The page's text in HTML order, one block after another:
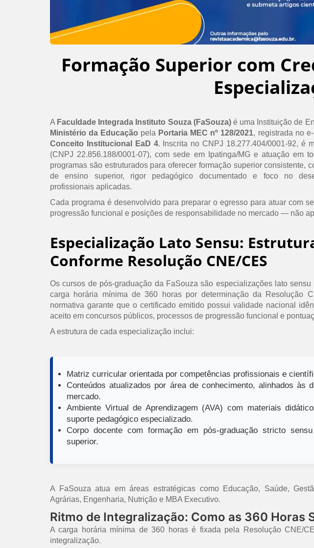
Formação Superior com
A Faculdade Integrada Instituto Souza (FaSouza)é uma Instituição de
Ministério da Educação pela Portaria MEC nº 128/2021, registrada no
Conceito Institucional EaD 4. Inscrita no CNPJ 18.277.404/0001-92, é
(CNPJ 22.856.188/0001-07), com sede em Ipatinga/MG e atuação em
programas são estruturados para oferecer formação superior consistente,
de ensino superior, rigor pedagógico documentado e foco no
profissionais aplicadas.
Cada programa é desenvolvido para preparar o egresso para atuar com
progressão funcional e posições de responsabilidade no mercado — não
Especialização Lato Sensu:
Conforme Resolução CNE/CES
Os cursos de pós-graduação da FaSouza são especializações lato
carga horária mínima de 360 horas por determinação da Resolução
normativa garante que o certificado emitido possui validade nacional
aceito em concursos públicos, processos de progressão funcional e
A estrutura de cada especialização inclui:
Matriz curricular orientada por competências profissionais e
Conteúdos atualizados por área de conhecimento, alinhados às
mercado.
Ambiente Virtual de Aprendizagem (AVA) com materiais
suporte pedagógico especializado.
Corpo docente com formação em pós-graduação stricto
superior.
A FaSouza atua em áreas estratégicas como Educação, Saúde,
Agrárias, Engenharia, Nutrição e MBA Executivo.
Ritmo de Integralização: Como as 360 Horas
A carga horária mínima de 360 horas é fixada pela Resolução CNE/
integralização.